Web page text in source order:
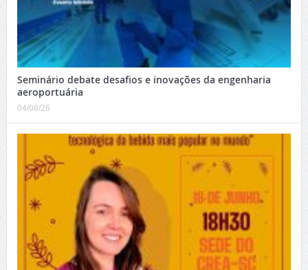
Seminário debate desafios e inovações da engenharia
aeroportuária
04/08/26